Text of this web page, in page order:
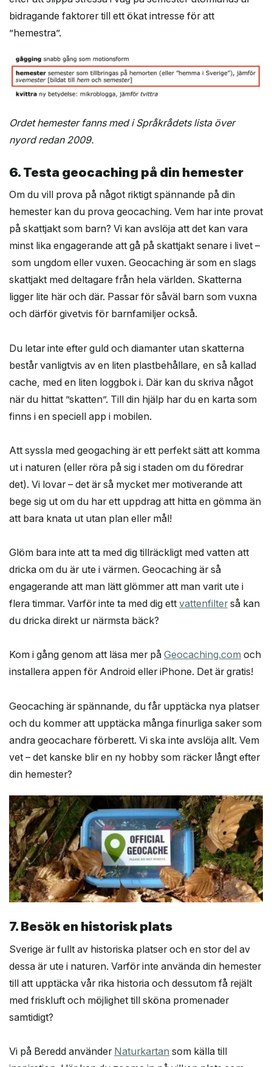
bidragande faktorer till ett ökat intresse för att
”hemestra”.
Ordet hemester fanns med i Språkrådets lista över
nyord redan 2009.
6. Testa geocaching på din hemester
Om du vill prova på något riktigt spännande på din
hemester kan du prova geocaching. Vem har inte provat
på skattjakt som barn? Vi kan avslöja att det kan vara
minst lika engagerande att gå på skattjakt senare i livet –
som ungdom eller vuxen. Geocaching är som en slags
skattjakt med deltagare från hela världen. Skatterna
ligger lite här och där. Passar för såväl barn som vuxna
och därför givetvis för barnfamiljer också.
Du letar inte efter guld och diamanter utan skatterna
består vanligtvis av en liten plastbehållare, en så kallad
cache, med en liten loggbok i. Där kan du skriva något
när du hittat ”skatten”. Till din hjälp har du en karta som
finns i en speciell app i mobilen.
Att syssla med geogaching är ett perfekt sätt att komma
ut i naturen (eller röra på sig i staden om du föredrar
det). Vi lovar – det är så mycket mer motiverande att
bege sig ut om du har ett uppdrag att hitta en gömma än
att bara knata ut utan plan eller mål!
Glöm bara inte att ta med dig tillräckligt med vatten att
dricka om du är ute i värmen. Geocaching är så
engagerande att man lätt glömmer att man varit ute i
flera timmar. Varför inte ta med dig ett vattenfilter så kan
du dricka direkt ur närmsta bäck?
Kom i gång genom att läsa mer på Geocaching.com och
installera appen för Android eller iPhone. Det är gratis!
Geocaching är spännande, du får upptäcka nya platser
och du kommer att upptäcka många finurliga saker som
andra geocachare förberett. Vi ska inte avslöja allt. Vem
vet – det kanske blir en ny hobby som räcker långt efter
din hemester?
7. Besök en historisk plats
Sverige är fullt av historiska platser och en stor del av
dessa är ute i naturen. Varför inte använda din hemester
till att upptäcka vår rika historia och dessutom få rejält
med friskluft och möjlighet till sköna promenader
samtidigt?
Vi på Beredd använder Naturkartan som källa till